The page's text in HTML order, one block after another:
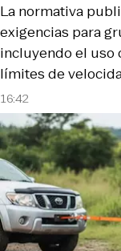
16:42
La normativa
exigencias para
incluyendo el uso
límites de